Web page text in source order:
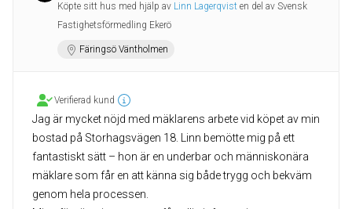
Köpte sitt hus med hjälp av Linn Lagerqvist en del av Svensk
Fastighetsförmedling Ekerö
Färingsö Väntholmen
Verifierad kund
Jag är mycket nöjd med mäklarens arbete vid köpet av min
bostad på Storhagsvägen 18. Linn bemötte mig på ett
fantastiskt sätt – hon är en underbar och människonära
mäklare som får en att känna sig både trygg och bekväm
genom hela processen.